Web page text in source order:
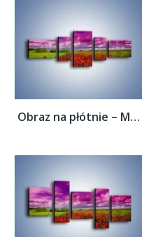
Obraz na płótnie – Maki nad fioletowymi...